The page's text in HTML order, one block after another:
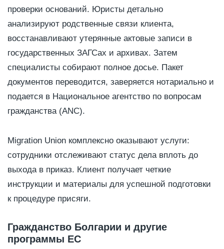
проверки оснований. Юристы детально
анализируют родственные связи клиента,
восстанавливают утерянные актовые записи в
государственных ЗАГСах и архивах. Затем
специалисты собирают полное досье. Пакет
документов переводится, заверяется нотариально и
подается в Национальное агентство по вопросам
гражданства (ANC).
Migration Union комплексно оказывают услуги:
сотрудники отслеживают статус дела вплоть до
выхода в приказ. Клиент получает четкие
инструкции и материалы для успешной подготовки
к процедуре присяги.
Гражданство Болгарии и другие
программы ЕС